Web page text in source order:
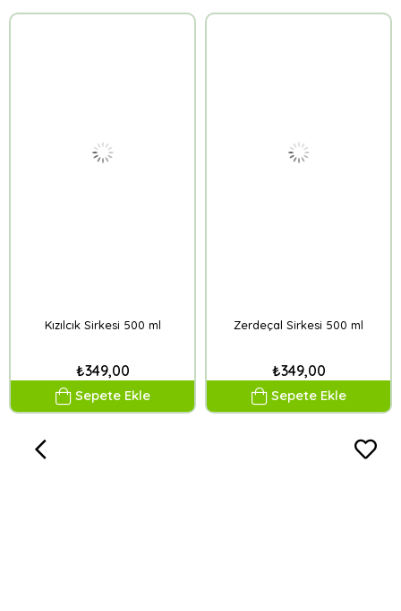
Kızılcık Sirkesi 500 ml
₺349,00
Sepete Ekle
Zerdeçal Sirkesi 500 ml
₺349,00
Sepete Ekle